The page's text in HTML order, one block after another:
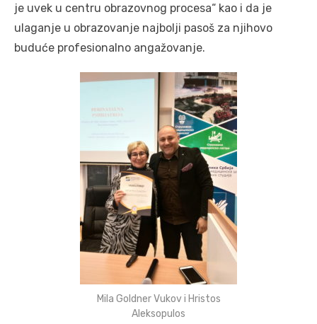
je uvek u centru obrazovnog procesa“ kao i da je
ulaganje u obrazovanje najbolji pasoš za njihovo
buduće profesionalno angažovanje.
Mila Goldner Vukov i Hristos
Aleksopulos